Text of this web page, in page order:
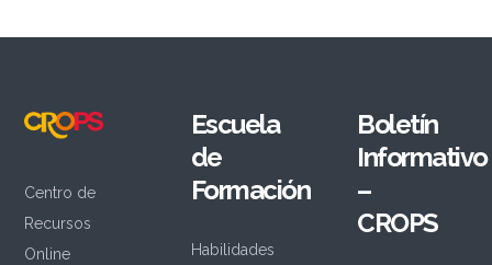
Centro de
Recursos
Online
Escuela
de
Formación
Habilidades
Boletín
Informativo
–
CROPS